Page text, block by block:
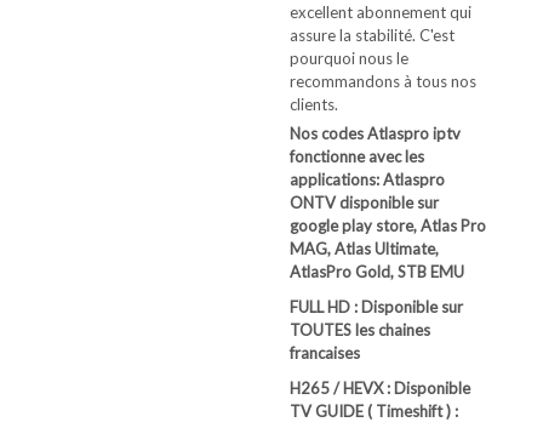
excellent abonnement qui
assure la stabilité. C'est
pourquoi nous le
recommandons à tous nos
clients.
Nos codes Atlaspro iptv
fonctionne avec les
applications: Atlaspro
ONTV disponible sur
google play store, Atlas Pro
MAG, Atlas Ultimate,
AtlasPro Gold, STB EMU
FULL HD : Disponible sur
TOUTES les chaines
francaises
H265 / HEVX : Disponible
TV GUIDE ( Timeshift ) :